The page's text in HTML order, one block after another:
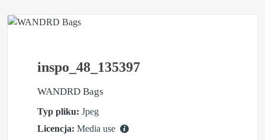
inspo_48_135397
WANDRD Bags
Typ pliku: Jpeg
Licencja: Media use